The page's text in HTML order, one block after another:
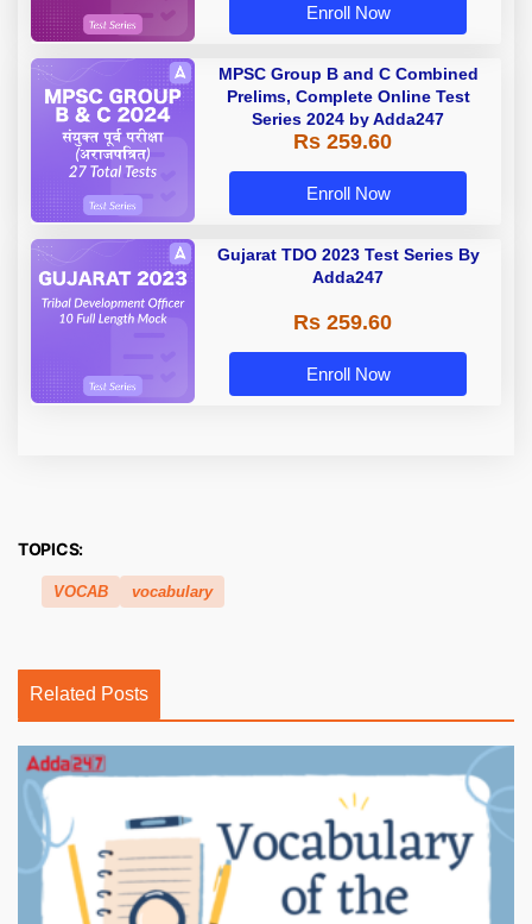
Enroll Now
MPSC Group B and C Combined
Prelims, Complete Online Test
Series 2024 by Adda247
Rs 259.60
Enroll Now
Gujarat TDO 2023 Test Series By
Adda247
Rs 259.60
Enroll Now
TOPICS:
VOCAB vocabulary
Related Posts